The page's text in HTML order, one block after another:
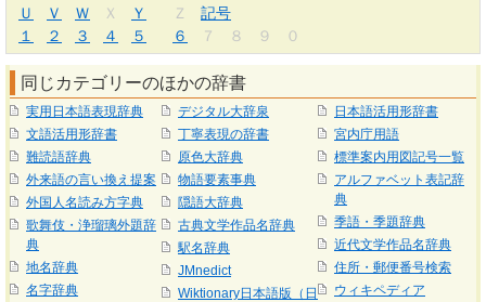
Ｕ
Ｖ Ｗ Ｘ Ｙ Ｚ
記号
１
２ ３ ４ ５ ６ ７ ８ ９ ０
同じカテゴリーのほかの辞書
実用日本語表現辞典
文語活用形辞書
難読語辞典
外来語の言い換え提案
外国人名読み方字典
歌舞伎・浄瑠璃外題辞
典
地名辞典
名字辞典
デジタル大辞泉
丁寧表現の辞書
原色大辞典
物語要素事典
隠語大辞典
古典文学作品名辞典
駅名辞典
JMnedict
Wiktionary日本語版（日
日本語活用形辞書
宮内庁用語
標準案内用図記号一覧
アルファベット表記辞
典
季語・季題辞典
近代文学作品名辞典
住所・郵便番号検索
ウィキペディア